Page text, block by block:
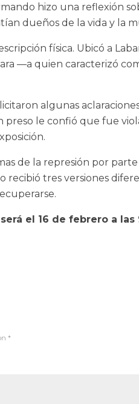
hizo una reflexión
dueños de la vida y la
física. Ubicó a
—a quien caracterizó
algunas
preso le confió que fue
de la represión por
tres versiones
el 16 de febrero a las
*